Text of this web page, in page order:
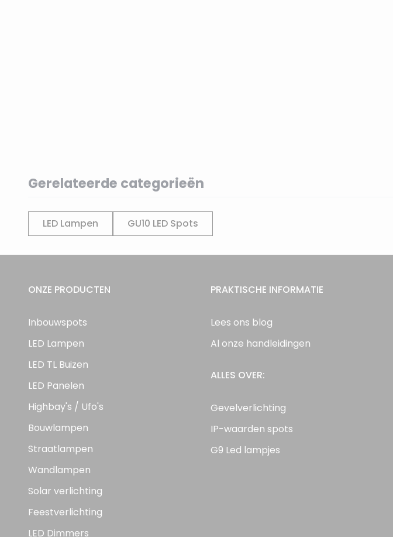
Gerelateerde categorieën
LED Lampen GU10 LED Spots
ONZE PRODUCTEN
Inbouwspots
LED Lampen
LED TL Buizen
LED Panelen
Highbay's / Ufo's
Bouwlampen
Straatlampen
Wandlampen
Solar verlichting
Feestverlichting
LED Dimmers
PRAKTISCHE INFORMATIE
Lees ons blog
Al onze handleidingen
ALLES OVER:
Gevelverlichting
IP-waarden spots
G9 Led lampjes